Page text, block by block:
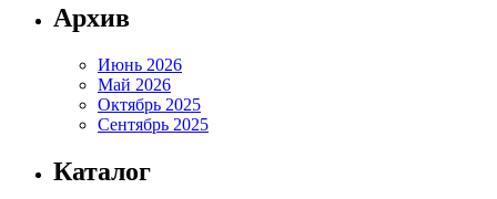
Архив
Июнь 2026
Май 2026
Октябрь 2025
Сентябрь 2025
Каталог